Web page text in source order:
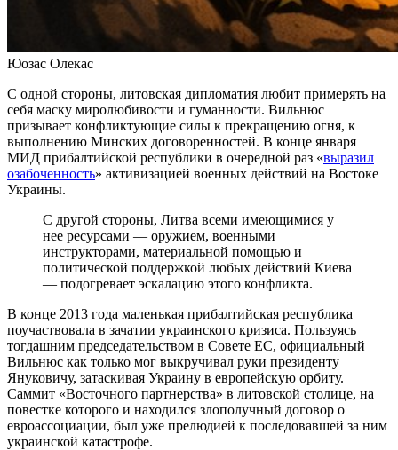
Юозас Олекас
С одной стороны, литовская дипломатия любит примерять на
себя маску миролюбивости и гуманности. Вильнюс
призывает конфликтующие силы к прекращению огня, к
выполнению Минских договоренностей. В конце января
МИД прибалтийской республики в очередной раз «выразил
озабоченность» активизацией военных действий на Востоке
Украины.
С другой стороны, Литва всеми имеющимися у
нее ресурсами — оружием, военными
инструкторами, материальной помощью и
политической поддержкой любых действий Киева
— подогревает эскалацию этого конфликта.
В конце 2013 года маленькая прибалтийская республика
поучаствовала в зачатии украинского кризиса. Пользуясь
тогдашним председательством в Совете ЕС, официальный
Вильнюс как только мог выкручивал руки президенту
Януковичу, затаскивая Украину в европейскую орбиту.
Саммит «Восточного партнерства» в литовской столице, на
повестке которого и находился злополучный договор о
евроассоциации, был уже прелюдией к последовавшей за ним
украинской катастрофе.